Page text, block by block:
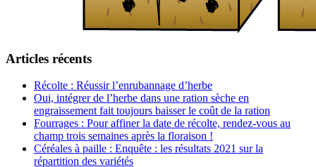
Articles récents
Récolte : Réussir l’enrubannage d’herbe
Oui, intégrer de l’herbe dans une ration sèche en
engraissement fait toujours baisser le coût de la ration
Fourrages : Pour affiner la date de récolte, rendez-vous au
champ trois semaines après la floraison !
Céréales à paille : Enquête : les résultats 2021 sur la
répartition des variétés